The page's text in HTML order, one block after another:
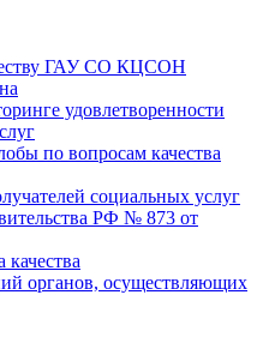
ГАУ СО КЦСОН
удовлетворенности
по вопросам качества
социальных услуг
РФ № 873 от
органов, осуществляющих